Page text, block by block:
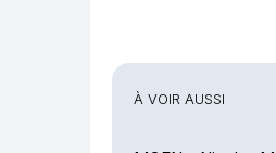
À VOIR AUSSI